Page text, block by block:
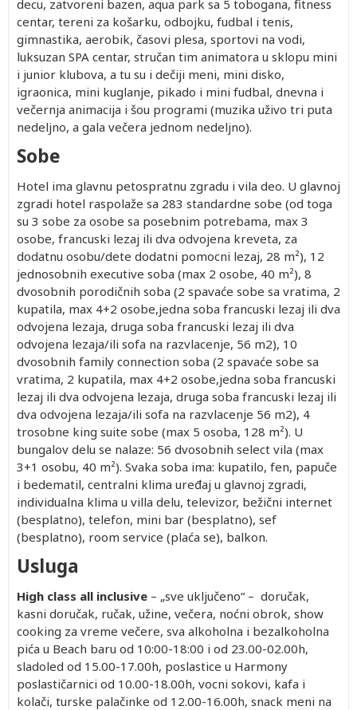
decu, zatvoreni bazen, aqua park sa 5 tobogana, fitness
centar, tereni za košarku, odbojku, fudbal i tenis,
gimnastika, aerobik, časovi plesa, sportovi na vodi,
luksuzan SPA centar, stručan tim animatora u sklopu mini
i junior klubova, a tu su i dečiji meni, mini disko,
igraonica, mini kuglanje, pikado i mini fudbal, dnevna i
večernja animacija i šou programi (muzika uživo tri puta
nedeljno, a gala večera jednom nedeljno).
Sobe
Hotel ima glavnu petospratnu zgradu i vila deo. U glavnoj
zgradi hotel raspolaže sa 283 standardne sobe (od toga
su 3 sobe za osobe sa posebnim potrebama, max 3
osobe, francuski lezaj ili dva odvojena kreveta, za
dodatnu osobu/dete dodatni pomocni lezaj, 28 m²), 12
jednosobnih executive soba (max 2 osobe, 40 m²), 8
dvosobnih porodičnih soba (2 spavaće sobe sa vratima, 2
kupatila, max 4+2 osobe,jedna soba francuski lezaj ili dva
odvojena lezaja, druga soba francuski lezaj ili dva
odvojena lezaja/ili sofa na razvlacenje, 56 m2), 10
dvosobnih family connection soba (2 spavaće sobe sa
vratima, 2 kupatila, max 4+2 osobe,jedna soba francuski
lezaj ili dva odvojena lezaja, druga soba francuski lezaj ili
dva odvojena lezaja/ili sofa na razvlacenje 56 m2), 4
trosobne king suite sobe (max 5 osoba, 128 m²). U
bungalov delu se nalaze: 56 dvosobnih select vila (max
3+1 osobu, 40 m²). Svaka soba ima: kupatilo, fen, papuče
i bedematil, centralni klima uređaj u glavnoj zgradi,
individualna klima u villa delu, televizor, bežični internet
(besplatno), telefon, mini bar (besplatno), sef
(besplatno), room service (plaća se), balkon.
Usluga
High class all inclusive – „sve uključeno“ – doručak,
kasni doručak, ručak, užine, večera, noćni obrok, show
cooking za vreme večere, sva alkoholna i bezalkoholna
pića u Beach baru od 10:00-18:00 i od 23.00-02.00h,
sladoled od 15.00-17.00h, poslastice u Harmony
poslastičarnici od 10.00-18.00h, vocni sokovi, kafa i
kolači, turske palačinke od 12.00-16.00h, snack meni na